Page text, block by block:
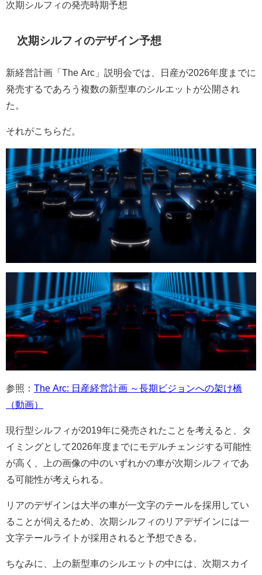
次期シルフィの発売時期予想
次期シルフィのデザイン予想
新経営計画「The Arc」説明会では、日産が2026年度までに
発売するであろう複数の新型車のシルエットが公開され
た。
それがこちらだ。
参照： The Arc: 日産経営計画 ～長期ビジョンへの架け橋
（動画）
現行型シルフィが2019年に発売されたことを考えると、タ
イミングとして2026年度までにモデルチェンジする可能性
が高く、上の画像の中のいずれかの車が次期シルフィであ
る可能性が考えられる。
リアのデザインは大半の車が一文字のテールを採用してい
ることが伺えるため、次期シルフィのリアデザインには一
文字テールライトが採用されると予想できる。
ちなみに、上の新型車のシルエットの中には、次期スカイ